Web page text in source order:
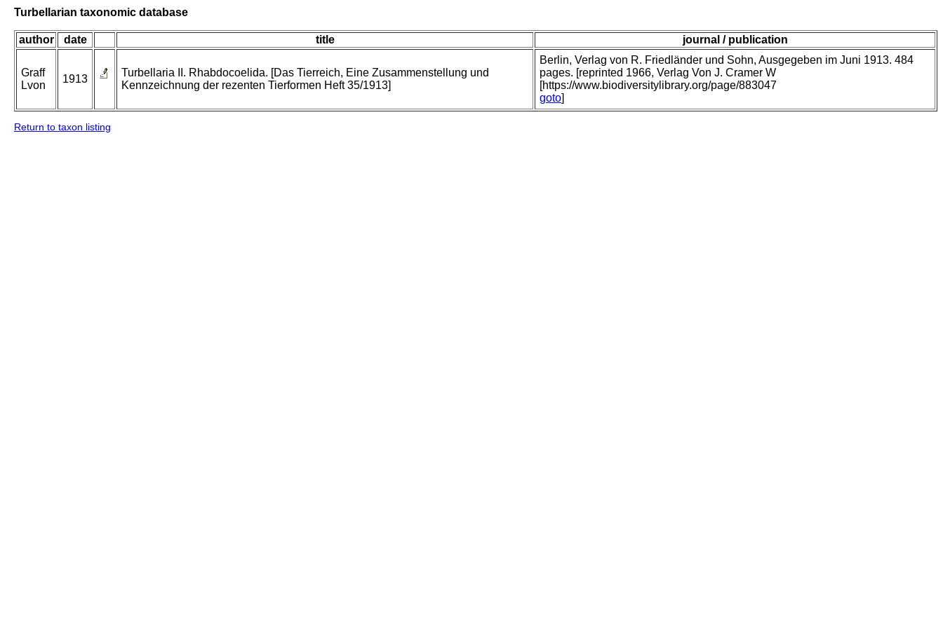
Turbellarian taxonomic database
author date title journal / publication
Graff
Lvon
1913
Turbellaria II. Rhabdocoelida. [Das Tierreich, Eine Zusammenstellung und
Kennzeichnung der rezenten Tierformen Heft 35/1913]
Berlin, Verlag von R. Friedländer und Sohn, Ausgegeben im Juni 1913. 484
pages. [reprinted 1966, Verlag Von J. Cramer W
[https://www.biodiversitylibrary.org/page/883047
goto]
Return to taxon listing